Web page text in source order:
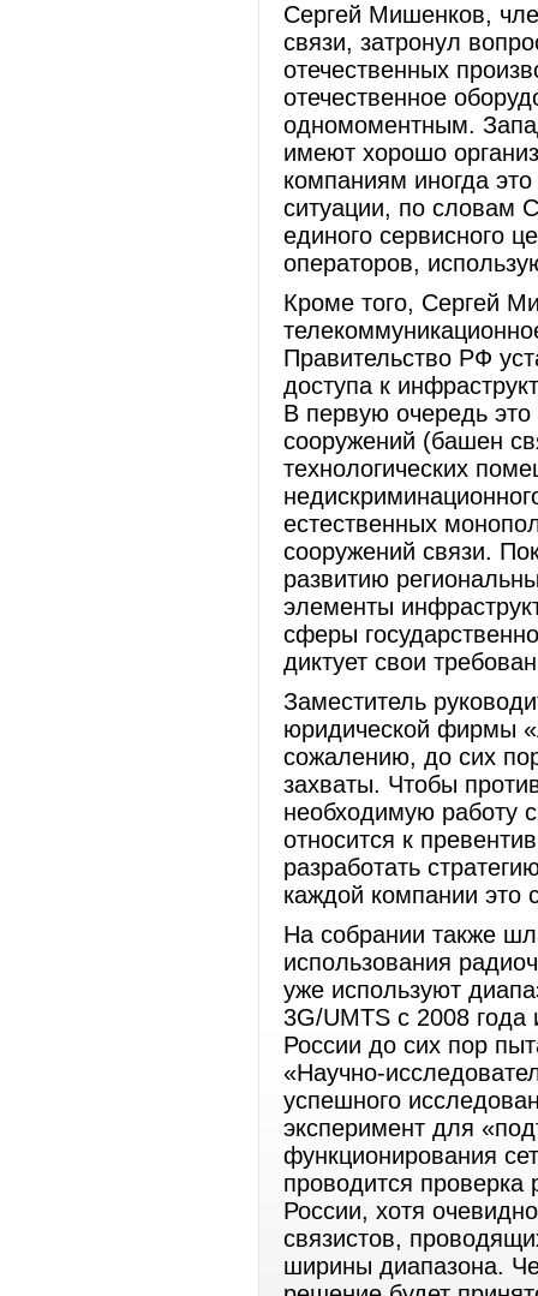
Сергей Мишенков,
связи, затронул
отечественных
отечественное
одномоментным.
имеют хорошо
компаниям иногда
ситуации, по словам
единого сервисного
операторов,
Кроме того, Сергей
Правительство РФ
доступа к
В первую очередь
сооружений (башен
технологических
естественных
сооружений связи.
развитию
элементы
сферы
диктует свои
Заместитель
юридической фирмы
сожалению, до сих
захваты. Чтобы
необходимую работу
относится к
разработать
каждой компании это
На собрании также
использования
уже используют
3G/UMTS с 2008
России до сих пор
«Научно-
успешного
эксперимент для
функционирования
проводится проверка
России, хотя
связистов,
ширины диапазона.